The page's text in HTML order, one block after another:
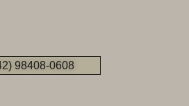
98408-0608